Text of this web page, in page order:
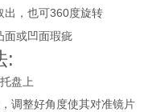
出，也可360度旋转
面或凹面瑕疵
:
盘上
调整好角度使其对准镜片